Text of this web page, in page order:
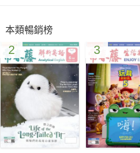
本類暢銷榜
2 3